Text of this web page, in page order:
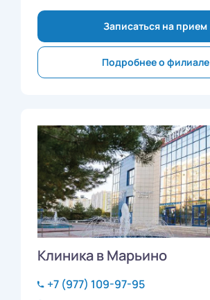
Записаться на прием
Подробнее о филиале
Клиника в Марьино
+7 (977) 109-97-95